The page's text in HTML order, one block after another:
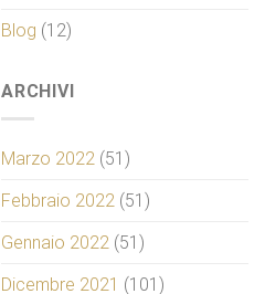
Blog (12)
ARCHIVI
Marzo 2022 (51)
Febbraio 2022 (51)
Gennaio 2022 (51)
Dicembre 2021 (101)